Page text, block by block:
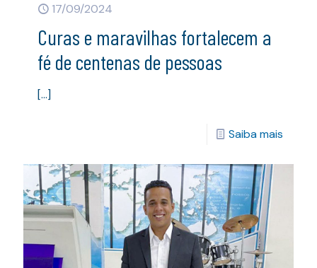
17/09/2024
Curas e maravilhas fortalecem a
fé de centenas de pessoas
[…]
Saiba mais